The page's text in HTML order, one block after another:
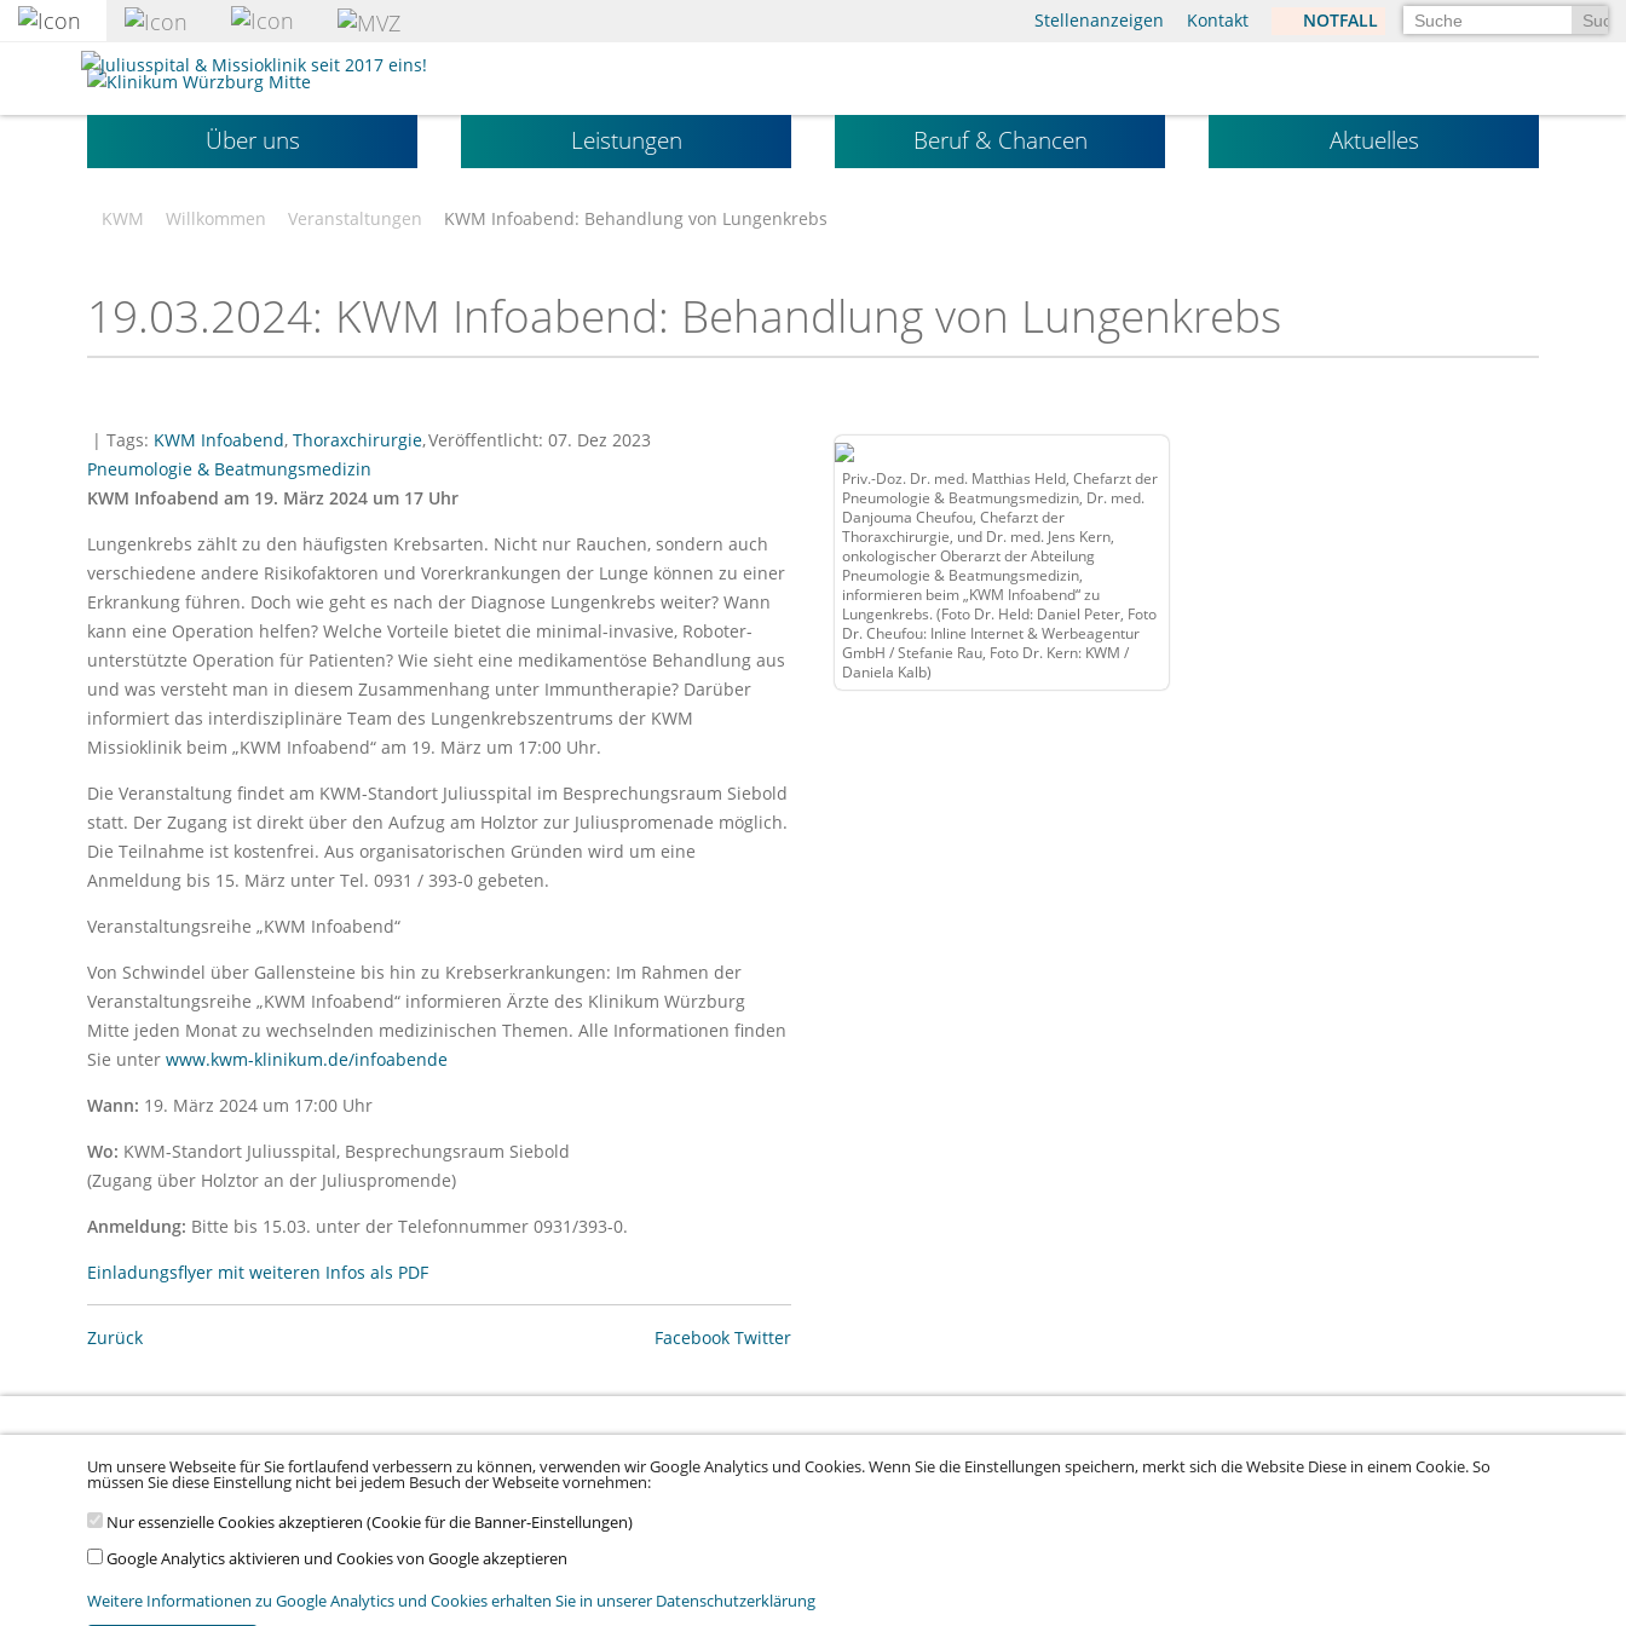
zum
Stellenanzeigen Kontakt NOTFALL Suchen
Klinikum
Würzburg
Mitte
gGmbHÜber uns Leistungen Beruf & Chancen Aktuelles
KWM Willkommen Veranstaltungen KWM Infoabend: Behandlung von Lungenkrebs
19.03.2024: KWM Infoabend: Behandlung von Lungenkrebs
Veröffentlicht: 07. Dez 2023
| Tags: KWM Infoabend, Thoraxchirurgie,
Pneumologie & Beatmungsmedizin
KWM Infoabend am 19. März 2024 um 17 Uhr
Lungenkrebs zählt zu den häufigsten Krebsarten. Nicht nur Rauchen, sondern auch
verschiedene andere Risikofaktoren und Vorerkrankungen der Lunge können zu einer
Erkrankung führen. Doch wie geht es nach der Diagnose Lungenkrebs weiter? Wann
kann eine Operation helfen? Welche Vorteile bietet die minimal-invasive, Roboter-
unterstützte Operation für Patienten? Wie sieht eine medikamentöse Behandlung aus
und was versteht man in diesem Zusammenhang unter Immuntherapie? Darüber
informiert das interdisziplinäre Team des Lungenkrebszentrums der KWM
Missioklinik beim „KWM Infoabend“ am 19. März um 17:00 Uhr.
Die Veranstaltung findet am KWM-Standort Juliusspital im Besprechungsraum Siebold
statt. Der Zugang ist direkt über den Aufzug am Holztor zur Juliuspromenade möglich.
Die Teilnahme ist kostenfrei. Aus organisatorischen Gründen wird um eine
Anmeldung bis 15. März unter Tel. 0931 / 393-0 gebeten.
Veranstaltungsreihe „KWM Infoabend“
Von Schwindel über Gallensteine bis hin zu Krebserkrankungen: Im Rahmen der
Veranstaltungsreihe „KWM Infoabend“ informieren Ärzte des Klinikum Würzburg
Mitte jeden Monat zu wechselnden medizinischen Themen. Alle Informationen finden
Sie unter www.kwm-klinikum.de/infoabende
Wann: 19. März 2024 um 17:00 Uhr
Wo: KWM-Standort Juliusspital, Besprechungsraum Siebold
(Zugang über Holztor an der Juliuspromende)
Anmeldung: Bitte bis 15.03. unter der Telefonnummer 0931/393-0.
Einladungsflyer mit weiteren Infos als PDF
Zurück Facebook Twitter
Priv.-Doz. Dr. med. Matthias Held, Chefarzt der
Pneumologie & Beatmungsmedizin, Dr. med.
Danjouma Cheufou, Chefarzt der
Thoraxchirurgie, und Dr. med. Jens Kern,
onkologischer Oberarzt der Abteilung
Pneumologie & Beatmungsmedizin,
informieren beim „KWM Infoabend“ zu
Lungenkrebs. (Foto Dr. Held: Daniel Peter, Foto
Dr. Cheufou: Inline Internet & Werbeagentur
GmbH / Stefanie Rau, Foto Dr. Kern: KWM /
Daniela Kalb)
Sitemap laden ...
Um unsere Webseite für Sie fortlaufend verbessern zu können, verwenden wir Google Analytics und Cookies. Wenn Sie die Einstellungen speichern, merkt sich die Website Diese in einem Cookie. So
müssen Sie diese Einstellung nicht bei jedem Besuch der Webseite vornehmen:
Nur essenzielle Cookies akzeptieren (Cookie für die Banner-Einstellungen)
Google Analytics aktivieren und Cookies von Google akzeptieren
Weitere Informationen zu Google Analytics und Cookies erhalten Sie in unserer Datenschutzerklärung